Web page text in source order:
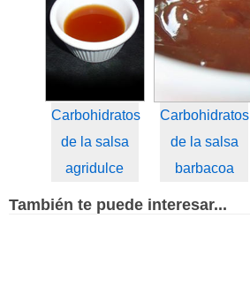
Carbohidratos
de la salsa
agridulce
Carbohidratos
de la salsa
barbacoa
También te puede interesar...